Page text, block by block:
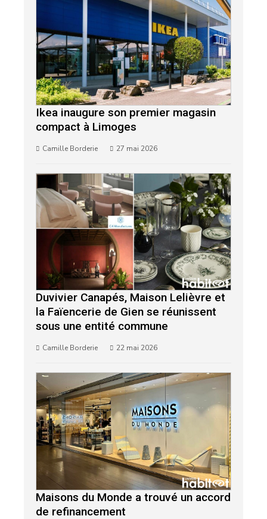
Ikea inaugure son premier magasin
compact à Limoges
Camille Borderie 27 mai 2026
Duvivier Canapés, Maison Lelièvre et
la Faïencerie de Gien se réunissent
sous une entité commune
Camille Borderie 22 mai 2026
Maisons du Monde a trouvé un accord
de refinancement